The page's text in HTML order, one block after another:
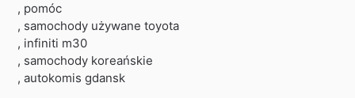
, pomóc
, samochody używane toyota
, infiniti m30
, samochody koreańskie
, autokomis gdansk